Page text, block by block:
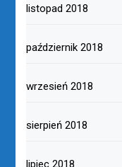
listopad 2018
październik 2018
wrzesień 2018
sierpień 2018
lipiec 2018